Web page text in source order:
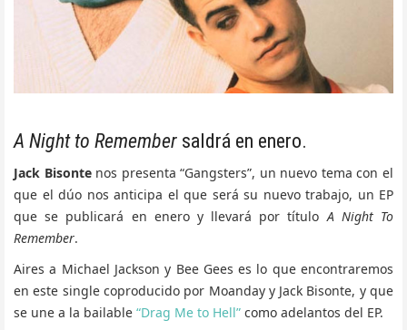
A Night to Remember saldrá en enero.
Jack Bisontenos presenta “Gangsters”, un nuevo tema con el
que el dúo nos anticipa el que será su nuevo trabajo, un EP
que se publicará en enero y llevará por título A Night To
Remember.
Aires a Michael Jackson y Bee Gees es lo que encontraremos
en este single coproducido por Moanday y Jack Bisonte, y que
se une a la bailable “Drag Me to Hell” como adelantos del EP.